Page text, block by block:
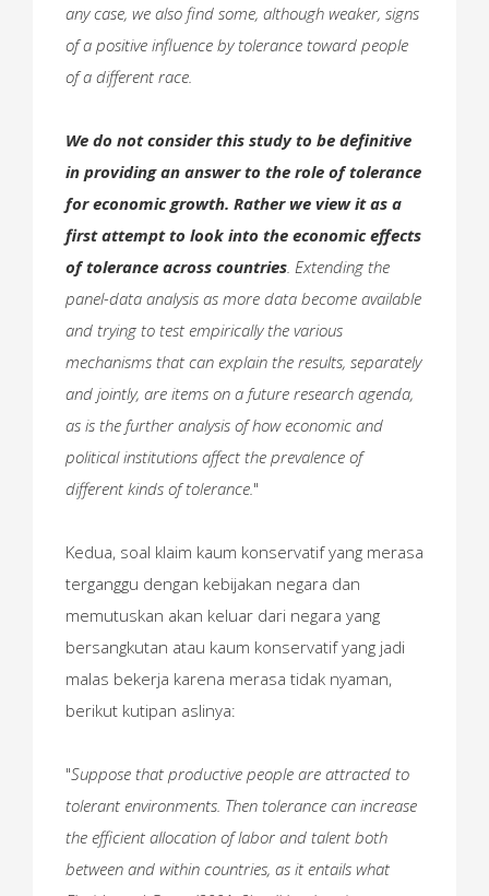
any case, we also find some, although weaker, signs
of a positive influence by tolerance toward people
of a different race.
We do not consider this study to be definitive
in providing an answer to the role of tolerance
for economic growth. Rather we view it as a
first attempt to look into the economic effects
of tolerance across countries . Extending the
panel-data analysis as more data become available
and trying to test empirically the various
mechanisms that can explain the results, separately
and jointly, are items on a future research agenda,
as is the further analysis of how economic and
political institutions affect the prevalence of
different kinds of tolerance. "
Kedua, soal klaim kaum konservatif yang merasa
terganggu dengan kebijakan negara dan
memutuskan akan keluar dari negara yang
bersangkutan atau kaum konservatif yang jadi
malas bekerja karena merasa tidak nyaman,
berikut kutipan aslinya:
"Suppose that productive people are attracted to
tolerant environments. Then tolerance can increase
the efficient allocation of labor and talent both
between and within countries, as it entails what